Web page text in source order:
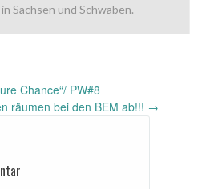
Sachsen und Schwaben.
Chance“/ PW#8
räumen bei den BEM ab!!! →